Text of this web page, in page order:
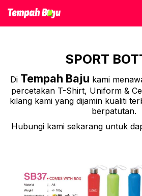
SPORT
Di Tempah Baju kami
percetakan T-Shirt, Uniform &
kilang kami yang dijamin kualiti
berpatutan.
Hubungi kami sekarang untuk